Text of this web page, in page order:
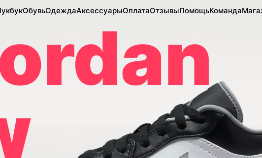
ОбувьОдеждаАксессуарыОплатаОтзывыПомощьКоманда